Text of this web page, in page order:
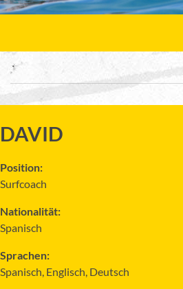
DAVID
Position:
Surfcoach
Nationalität:
Spanisch
Sprachen:
Spanisch, Englisch, Deutsch